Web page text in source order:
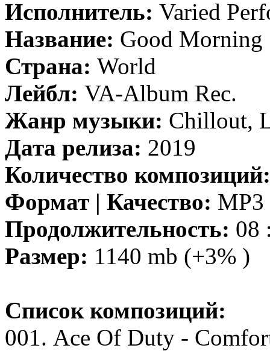
Исполнитель: Varied
Название: Good Morning
Страна: World
Лейбл: VA-Album Rec.
Жанр музыки: Chillout,
Дата релиза: 2019
Количество композиций:
Формат | Качество: MP3
Продолжительность: 08
Размер: 1140 mb (+3% )
Список композиций:
001. Aсе Of Duty -